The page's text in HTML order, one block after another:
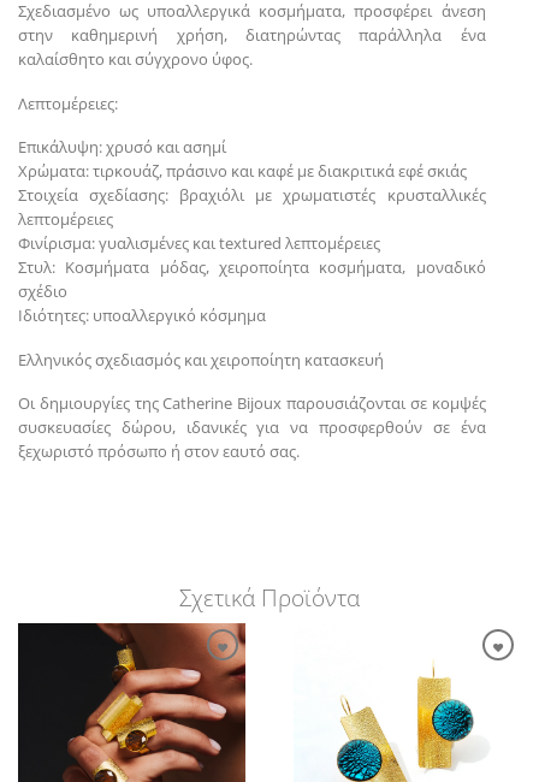
Σχεδιασμένο ως υποαλλεργικά κοσμήματα, προσφέρει άνεση
στην καθημερινή χρήση, διατηρώντας παράλληλα ένα
καλαίσθητο και σύγχρονο ύφος.
Λεπτομέρειες:
Επικάλυψη: χρυσό και ασημί
Χρώματα: τιρκουάζ, πράσινο και καφέ με διακριτικά εφέ σκιάς
Στοιχεία σχεδίασης: βραχιόλι με χρωματιστές κρυσταλλικές
λεπτομέρειες
Φινίρισμα: γυαλισμένες και textured λεπτομέρειες
Στυλ: Κοσμήματα μόδας, χειροποίητα κοσμήματα, μοναδικό
σχέδιο
Ιδιότητες: υποαλλεργικό κόσμημα
Ελληνικός σχεδιασμός και χειροποίητη κατασκευή
Οι δημιουργίες της Catherine Bijoux παρουσιάζονται σε κομψές
συσκευασίες δώρου, ιδανικές για να προσφερθούν σε ένα
ξεχωριστό πρόσωπο ή στον εαυτό σας.
Σχετικά Προϊόντα